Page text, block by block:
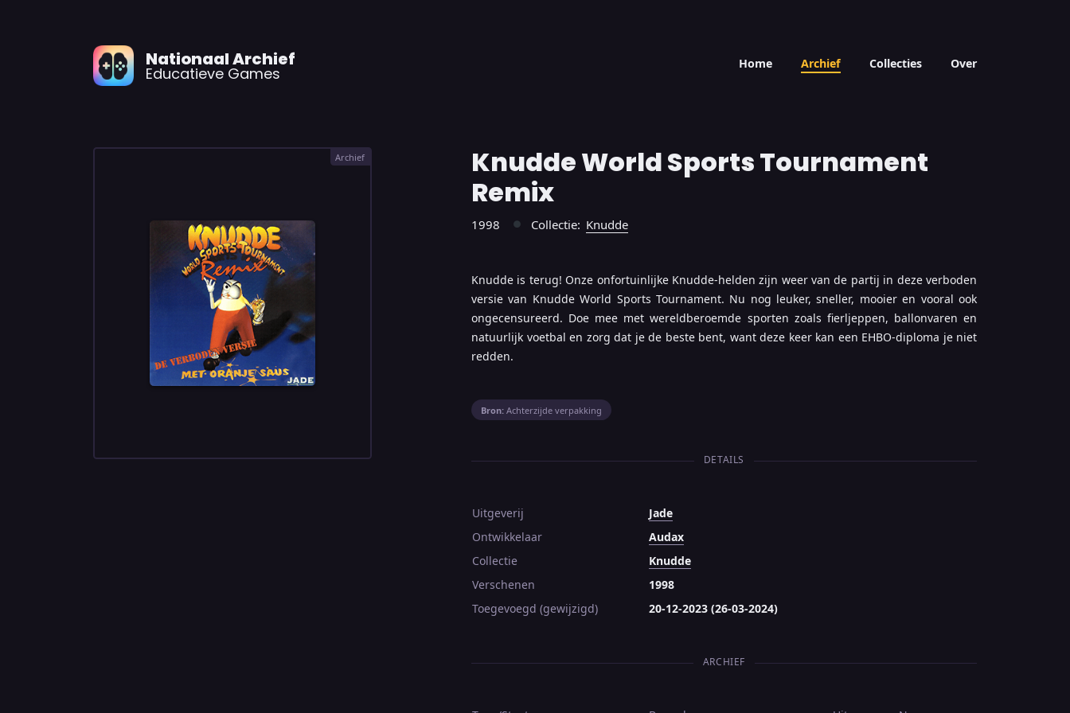
Nationaal Archief
Educatieve Games
Home Archief Collecties Over
Archief
Knudde World Sports Tournament
Remix
1998 ● Collectie: Knudde
Knudde is terug! Onze onfortuinlijke Knudde-helden zijn weer van de partij in deze verboden
versie van Knudde World Sports Tournament. Nu nog leuker, sneller, mooier en vooral ook
ongecensureerd. Doe mee met wereldberoemde sporten zoals fierljeppen, ballonvaren en
natuurlijk voetbal en zorg dat je de beste bent, want deze keer kan een EHBO-diploma je niet
redden.
Bron: Achterzijde verpakking
DETAILS
Uitgeverij
Jade
Ontwikkelaar
Audax
Collectie
Knudde
Verschenen
1998
Toegevoegd (gewijzigd)
20-12-2023 (26-03-2024)
ARCHIEF